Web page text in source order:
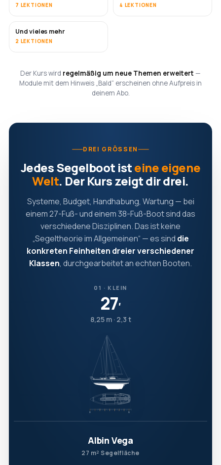
7 LEKTIONEN 4 LEKTIONEN
BALD
Und vieles mehr
2 LEKTIONEN
Der Kurs wird regelmäßig um neue Themen erweitert —
Module mit dem Hinweis „Bald“ erscheinen ohne Aufpreis in
deinem Abo.
DREI GRÖSSEN
Jedes Segelboot isteine eigene
Welt. Der Kurs zeigt dir drei.
Systeme, Budget, Handhabung, Wartung — bei
einem 27-Fuß- und einem 38-Fuß-Boot sind das
verschiedene Disziplinen. Das ist keine
„Segeltheorie im Allgemeinen“ — es sind die
konkreten Feinheiten dreier verschiedener
Klassen, durchgearbeitet an echten Booten.
01 · KLEIN
27′
8,25 m · 2,3 t
Albin Vega
27 m² Segelfläche